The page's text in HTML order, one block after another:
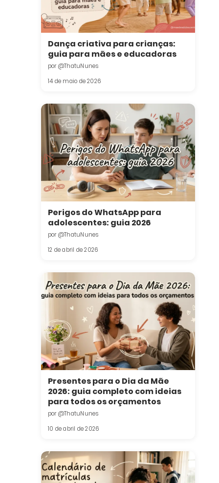
Dança criativa para crianças:
guia para mães e educadoras
por @ThatuNunes
14 de maio de 2026
Perigos do WhatsApp para
adolescentes: guia 2026
por @ThatuNunes
12 de abril de 2026
Presentes para o Dia da Mãe
2026: guia completo com ideias
para todos os orçamentos
por @ThatuNunes
10 de abril de 2026